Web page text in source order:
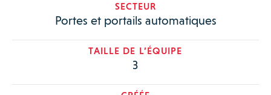
SECTEUR
Portes et portails automatiques
TAILLE DE L’ÉQUIPE
3